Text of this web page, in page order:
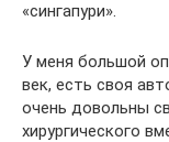
«сингапури».
У меня большой
век, есть своя
очень довольны
хирургического